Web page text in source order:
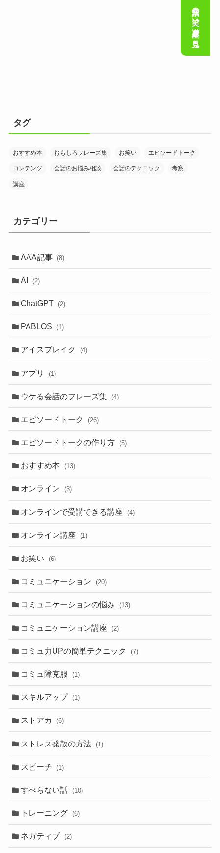
タグ
おすすめ本 おもしろフレーズ集 お笑い エピソードトーク
コンテンツ 会話のお悩み相談 会話のテクニック 考察
講座
カテゴリー
AAA記事 (8)
AI (2)
ChatGPT (2)
PABLOS (1)
アイスブレイク (4)
アプリ (1)
ウケる会話のフレーズ集 (4)
エピソードトーク (26)
エピソードトークの作り方 (5)
おすすめ本 (13)
オンライン (3)
オンラインで受講できる講座 (4)
オンライン講座 (1)
お笑い (6)
コミュニケーション (20)
コミュニケーションの悩み (13)
コミュニケーション講座 (2)
コミュ力UPの簡単テクニック (7)
コミュ障克服 (1)
スキルアップ (1)
ストアカ (6)
ストレス発散の方法 (1)
スピーチ (1)
すべらない話 (10)
トレーニング (6)
ネガティブ (2)
会話の笑い講座を見る